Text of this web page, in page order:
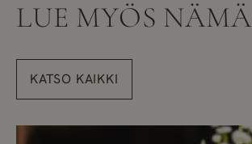
LUE MYÖS NÄMÄ
KATSO KAIKKI